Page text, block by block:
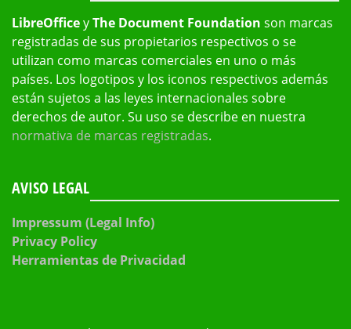
LibreOfficeyThe Document Foundation son marcas
registradas de sus propietarios respectivos o se
utilizan como marcas comerciales en uno o más
países. Los logotipos y los iconos respectivos además
están sujetos a las leyes internacionales sobre
derechos de autor. Su uso se describe en nuestra
normativa de marcas registradas.
AVISO LEGAL
Impressum (Legal Info)
Privacy Policy
Herramientas de Privacidad